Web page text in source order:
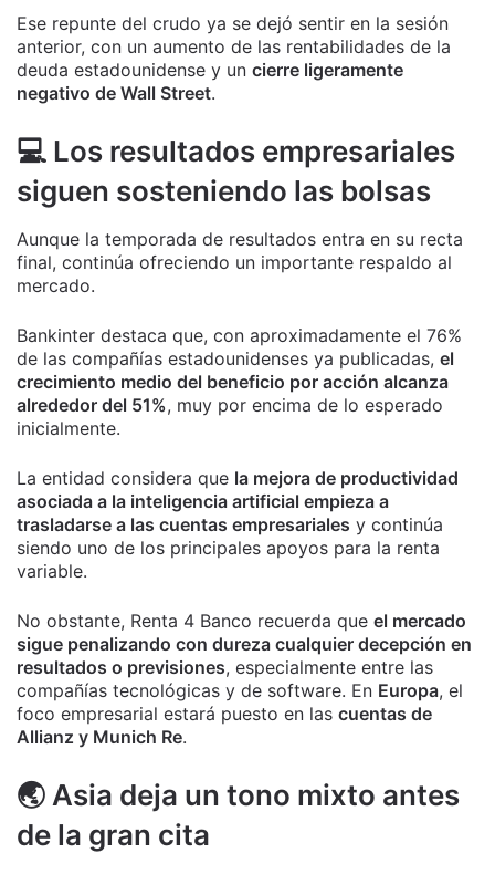
Ese repunte del crudo ya se dejó sentir en la sesión
anterior, con un aumento de las rentabilidades de la
deuda estadounidense y un cierre ligeramente
negativo de Wall Street.
💻 Los resultados empresariales
siguen sosteniendo las bolsas
Aunque la temporada de resultados entra en su recta
final, continúa ofreciendo un importante respaldo al
mercado.
Bankinter destaca que, con aproximadamente el 76%
de las compañías estadounidenses ya publicadas, el
crecimiento medio del beneficio por acción alcanza
alrededor del 51%, muy por encima de lo esperado
inicialmente.
La entidad considera que la mejora de productividad
asociada a la inteligencia artificial empieza a
trasladarse a las cuentas empresariales y continúa
siendo uno de los principales apoyos para la renta
variable.
No obstante, Renta 4 Banco recuerda que el mercado
sigue penalizando con dureza cualquier decepción en
resultados o previsiones, especialmente entre las
compañías tecnológicas y de software. En Europa, el
foco empresarial estará puesto en las cuentas de
Allianz y Munich Re.
🌏 Asia deja un tono mixto antes
de la gran cita